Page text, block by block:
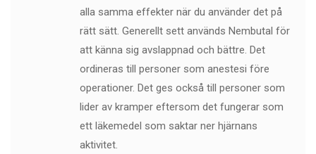
alla samma effekter när du använder det på
rätt sätt. Generellt sett används Nembutal för
att känna sig avslappnad och bättre. Det
ordineras till personer som anestesi före
operationer. Det ges också till personer som
lider av kramper eftersom det fungerar som
ett läkemedel som saktar ner hjärnans
aktivitet.